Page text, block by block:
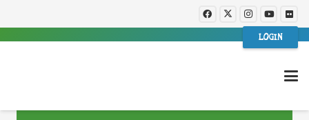
LOGIN